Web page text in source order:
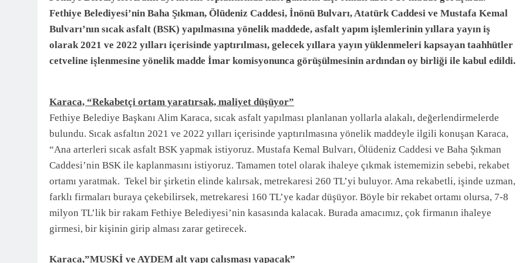
Fethiye Belediyesi’nin Baha Şıkman, Ölüdeniz Caddesi, İnönü Bulvarı, Atatürk Caddesi ve Mustafa Kemal
Bulvarı’nın sıcak asfalt (BSK) yapılmasına yönelik maddede, asfalt yapım işlemlerinin yıllara yayın iş
olarak 2021 ve 2022 yılları içerisinde yaptırılması, gelecek yıllara yayın yüklenmeleri kapsayan taahhütler
cetveline işlenmesine yönelik madde İmar komisyonunca görüşülmesinin ardından oy birliği ile kabul edildi.
Karaca, “Rekabetçi ortam yaratırsak, maliyet düşüyor”
Fethiye Belediye Başkanı Alim Karaca, sıcak asfalt yapılması planlanan yollarla alakalı, değerlendirmelerde
bulundu. Sıcak asfaltın 2021 ve 2022 yılları içerisinde yaptırılmasına yönelik maddeyle ilgili konuşan Karaca,
“Ana arterleri sıcak asfalt BSK yapmak istiyoruz. Mustafa Kemal Bulvarı, Ölüdeniz Caddesi ve Baha Şıkman
Caddesi’nin BSK ile kaplanmasını istiyoruz. Tamamen totel olarak ihaleye çıkmak istememizin sebebi, rekabet
ortamı yaratmak. Tekel bir şirketin elinde kalırsak, metrekaresi 260 TL’yi buluyor. Ama rekabetli, işinde uzman,
farklı firmaları buraya çekebilirsek, metrekaresi 160 TL’ye kadar düşüyor. Böyle bir rekabet ortamı olursa, 7-8
milyon TL’lik bir rakam Fethiye Belediyesi’nin kasasında kalacak. Burada amacımız, çok firmanın ihaleye
girmesi, bir kişinin girip alması zarar getirecek.
Karaca,”MUSKİ ve AYDEM alt yapı çalışması yapacak”